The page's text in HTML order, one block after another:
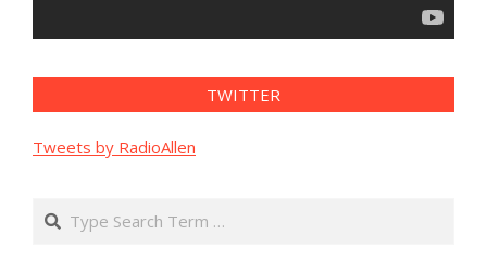
TWITTER
Tweets by RadioAllen
Search